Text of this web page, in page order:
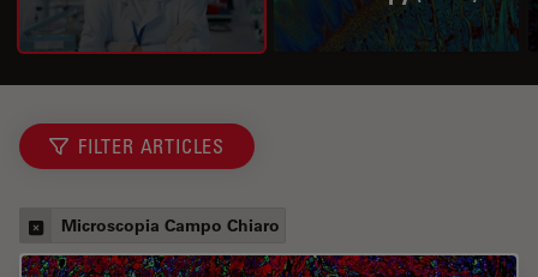
FILTER ARTICLES
Microscopia Campo Chiaro